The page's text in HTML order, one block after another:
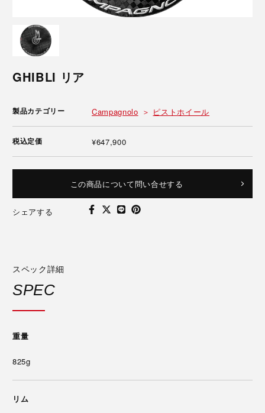
GHIBLI リア
製品カテゴリー Campagnolo ピストホイール
税込定価 ¥647,900
この商品について問い合せする
シェアする
スペック詳細
SPEC
重量
825g
リム